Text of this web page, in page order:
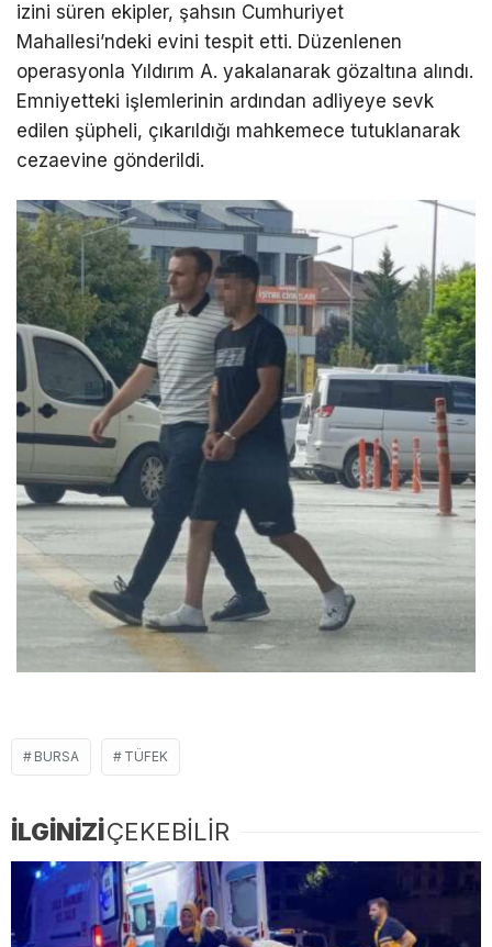
izini süren ekipler, şahsın Cumhuriyet
Mahallesi’ndeki evini tespit etti. Düzenlenen
operasyonla Yıldırım A. yakalanarak gözaltına alındı.
Emniyetteki işlemlerinin ardından adliyeye sevk
edilen şüpheli, çıkarıldığı mahkemece tutuklanarak
cezaevine gönderildi.
BURSA TÜFEK
İLGİNİZİÇEKEBİLİR